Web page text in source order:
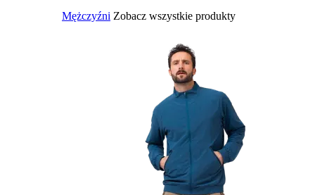
Mężczyźni Zobacz wszystkie produkty